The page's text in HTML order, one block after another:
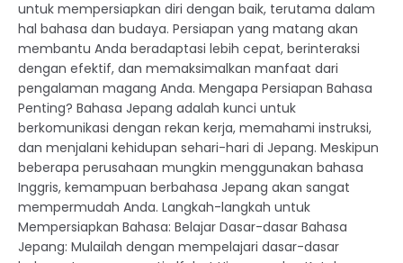
untuk mempersiapkan diri dengan baik, terutama dalam
hal bahasa dan budaya. Persiapan yang matang akan
membantu Anda beradaptasi lebih cepat, berinteraksi
dengan efektif, dan memaksimalkan manfaat dari
pengalaman magang Anda. Mengapa Persiapan Bahasa
Penting? Bahasa Jepang adalah kunci untuk
berkomunikasi dengan rekan kerja, memahami instruksi,
dan menjalani kehidupan sehari-hari di Jepang. Meskipun
beberapa perusahaan mungkin menggunakan bahasa
Inggris, kemampuan berbahasa Jepang akan sangat
mempermudah Anda. Langkah-langkah untuk
Mempersiapkan Bahasa: Belajar Dasar-dasar Bahasa
Jepang: Mulailah dengan mempelajari dasar-dasar